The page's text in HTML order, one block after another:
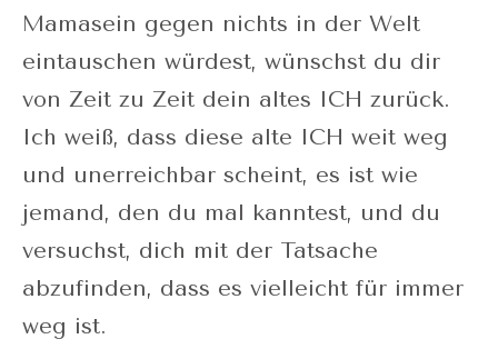
Mamasein gegen nichts in der Welt
eintauschen würdest, wünschst du dir
von Zeit zu Zeit dein altes ICH zurück.
Ich weiß, dass diese alte ICH weit weg
und unerreichbar scheint, es ist wie
jemand, den du mal kanntest, und du
versuchst, dich mit der Tatsache
abzufinden, dass es vielleicht für immer
weg ist.